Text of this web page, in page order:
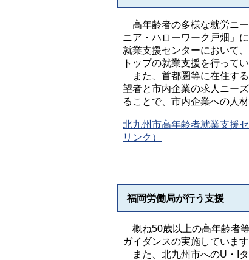
高年齢者の多様な就労ニ
ニア・ハローワーク戸畑」
就業支援センターにおいて
トップの就業支援を行ってい
また、首都圏等に在住す
望者と市内企業の求人ニー
ることで、市内企業への人
北九州市高年齢者就業支援
リンク）
福岡労働局が行う支援
概ね50歳以上の高年齢者
ガイダンスの実施しています
また、北九州市へのU・Iタ